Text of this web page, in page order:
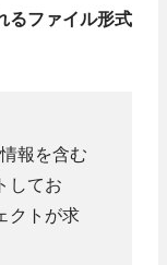
るファイル形式
報を含む
してお
クトが求